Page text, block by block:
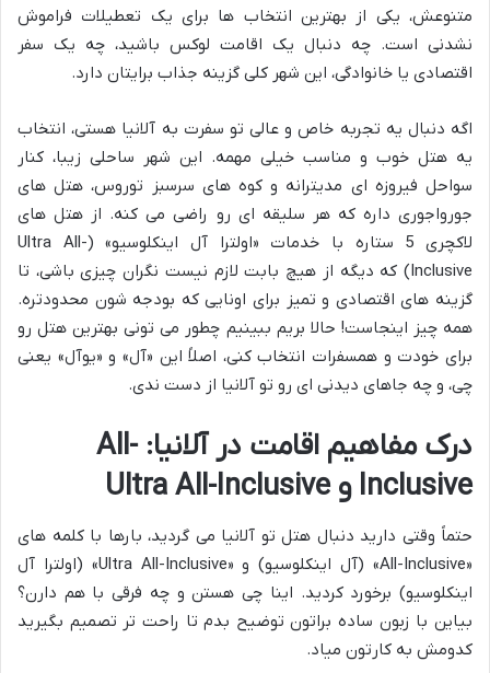
متنوعش، یکی از بهترین انتخاب ها برای یک تعطیلات فراموش
نشدنی است. چه دنبال یک اقامت لوکس باشید، چه یک سفر
اقتصادی یا خانوادگی، این شهر کلی گزینه جذاب برایتان دارد.
اگه دنبال یه تجربه خاص و عالی تو سفرت به آلانیا هستی، انتخاب
یه هتل خوب و مناسب خیلی مهمه. این شهر ساحلی زیبا، کنار
سواحل فیروزه ای مدیترانه و کوه های سرسبز توروس، هتل های
جورواجوری داره که هر سلیقه ای رو راضی می کنه. از هتل های
لاکچری 5 ستاره با خدمات «اولترا آل اینکلوسیو» (Ultra All-
Inclusive) که دیگه از هیچ بابت لازم نیست نگران چیزی باشی، تا
گزینه های اقتصادی و تمیز برای اونایی که بودجه شون محدودتره.
همه چیز اینجاست! حالا بریم ببینیم چطور می تونی بهترین هتل رو
برای خودت و همسفرات انتخاب کنی، اصلاً این «آل» و «یوآل» یعنی
چی، و چه جاهای دیدنی ای رو تو آلانیا از دست ندی.
درک مفاهیم اقامت در آلانیا: All-
Inclusive و Ultra All-Inclusive
حتماً وقتی دارید دنبال هتل تو آلانیا می گردید، بارها با کلمه های
«All-Inclusive» (آل اینکلوسیو) و «Ultra All-Inclusive» (اولترا آل
اینکلوسیو) برخورد کردید. اینا چی هستن و چه فرقی با هم دارن؟
بیاین با زبون ساده براتون توضیح بدم تا راحت تر تصمیم بگیرید
کدومش به کارتون میاد.